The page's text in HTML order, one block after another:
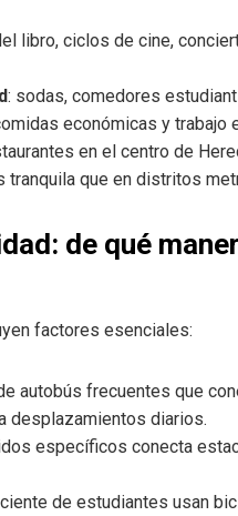
libro, ciclos de cine,
: sodas, comedores
económicas y trabajo
en el centro de
tranquila que en distritos
de qué
factores esenciales:
autobús frecuentes que
desplazamientos diarios.
específicos conecta
de estudiantes usan